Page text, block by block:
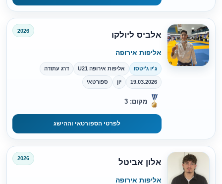
אלביס ליולקו 2026
אליפות אירופה
ג'יו ג'יטסו אליפות אירופה U21 דרג עתודה
19.03.2026 יון ספורטאי
מקום: 3
לפרטי הספורטאי וההישג
אלון אביטל 2026
אליפות אירופה